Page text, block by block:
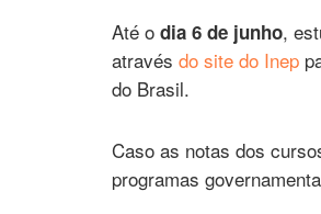
Até o dia 6 de junho,
através do site do Inep
do Brasil.
Caso as notas dos
programas